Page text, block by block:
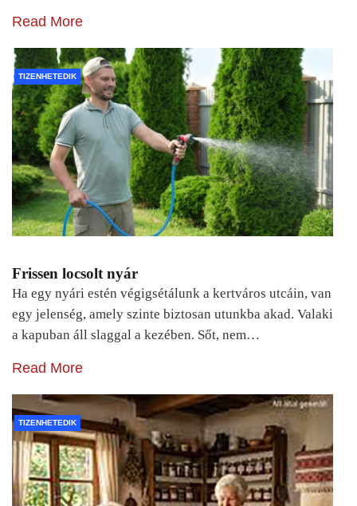
Read More
TIZENHETEDIK
Frissen locsolt nyár
Ha egy nyári estén végigsétálunk a kertváros utcáin, van
egy jelenség, amely szinte biztosan utunkba akad. Valaki
a kapuban áll slaggal a kezében. Sőt, nem…
Read More
TIZENHETEDIK